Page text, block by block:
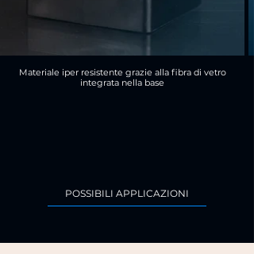
Materiale iper resistente grazie alla fibra di vetro
integrata nella base
POSSIBILI APPLICAZIONI